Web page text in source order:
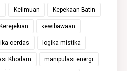
Keilmuan Kepekaan Batin
Kerejekian kewibawaan
cerdas logika mistika
Khodam manipulasi energi